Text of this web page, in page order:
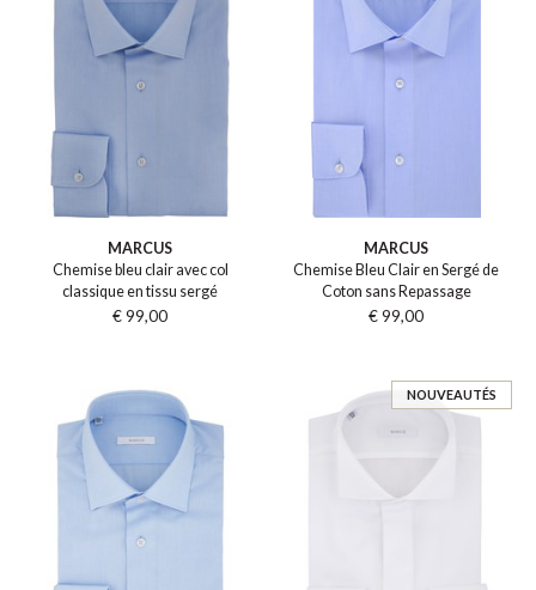
MARCUS
Chemise bleu clair avec col
classique en tissu sergé
€ 99,00
MARCUS
Chemise Bleu Clair en Sergé de
Coton sans Repassage
€ 99,00
NOUVEAUTÉS